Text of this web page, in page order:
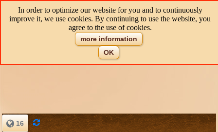
In order to optimize our website for you and to continuously
improve it, we use cookies. By continuing to use the website, you
agree to the use of cookies.
more information
OK
16